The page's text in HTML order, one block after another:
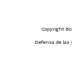
Copyright
Defensa de las